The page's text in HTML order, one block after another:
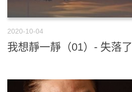
2020-10-04
我想靜一靜（01）- 失落了